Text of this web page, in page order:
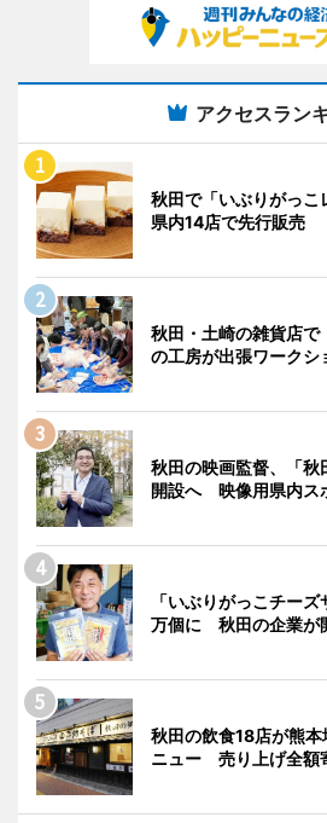
アクセスラン
秋田で「いぶりがっ
県内14店で先行販売
秋田・土崎の雑貨店
の工房が出張ワークシ
秋田の映画監督、「秋
開設へ 映像用県内ス
「いぶりがっこチー
万個に 秋田の企業が
秋田の飲食18店が熊
ニュー 売り上げ全額